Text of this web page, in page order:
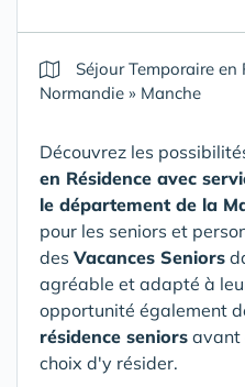
Séjour Temporaire en
Normandie » Manche
Découvrez les
en Résidence avec
le département de la
pour les seniors et
des Vacances Seniors
agréable et adapté à
opportunité également
résidence seniors avant
choix d'y résider.